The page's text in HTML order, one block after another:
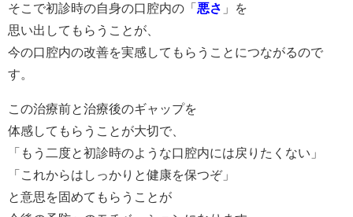
そこで初診時の自身の口腔内の「 悪さ 」を
思い出してもらうことが、
今の口腔内の改善を実感してもらうことにつながるので
す。
この治療前と治療後のギャップを
体感してもらうことが大切で、
「もう二度と初診時のような口腔内には戻りたくない」
「これからはしっかりと健康を保つぞ」
と意思を固めてもらうことが